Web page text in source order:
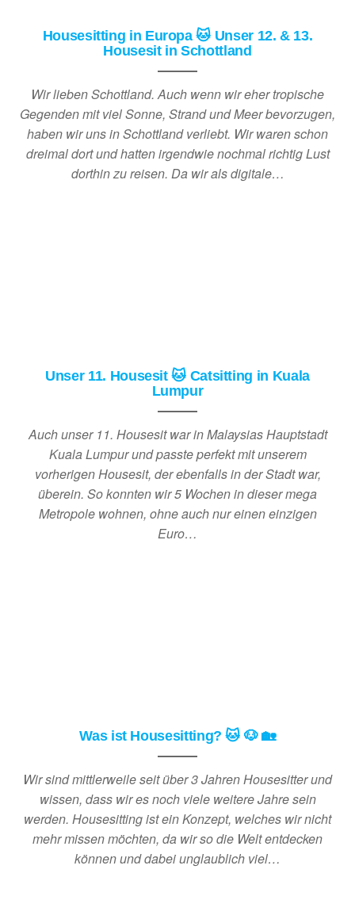
Housesitting in Europa 🐱 Unser 12. & 13.
Housesit in Schottland
Wir lieben Schottland. Auch wenn wir eher tropische
Gegenden mit viel Sonne, Strand und Meer bevorzugen,
haben wir uns in Schottland verliebt. Wir waren schon
dreimal dort und hatten irgendwie nochmal richtig Lust
dorthin zu reisen. Da wir als digitale…
Unser 11. Housesit 🐱 Catsitting in Kuala
Lumpur
Auch unser 11. Housesit war in Malaysias Hauptstadt
Kuala Lumpur und passte perfekt mit unserem
vorherigen Housesit, der ebenfalls in der Stadt war,
überein. So konnten wir 5 Wochen in dieser mega
Metropole wohnen, ohne auch nur einen einzigen
Euro…
Was ist Housesitting? 🐱 🐶 🏡
Wir sind mittlerweile seit über 3 Jahren Housesitter und
wissen, dass wir es noch viele weitere Jahre sein
werden. Housesitting ist ein Konzept, welches wir nicht
mehr missen möchten, da wir so die Welt entdecken
können und dabei unglaublich viel…